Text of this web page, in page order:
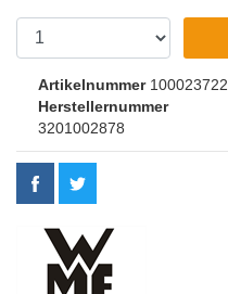
Artikelnummer100023722
Herstellernummer
3201002878